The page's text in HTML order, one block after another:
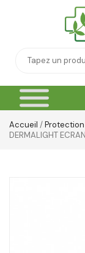
Accueil /
DERMALIGHT